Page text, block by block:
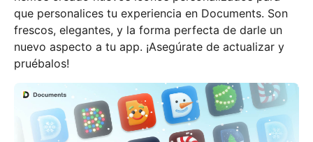
que personalices tu experiencia en Documents. Son
frescos, elegantes, y la forma perfecta de darle un
nuevo aspecto a tu app. ¡Asegúrate de actualizar y
pruébalos!